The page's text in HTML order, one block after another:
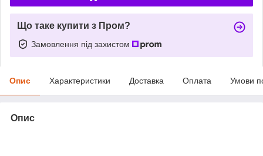
Що таке купити з Пром?
Замовлення під захистом
Опис Характеристики Доставка Оплата Умови
Опис